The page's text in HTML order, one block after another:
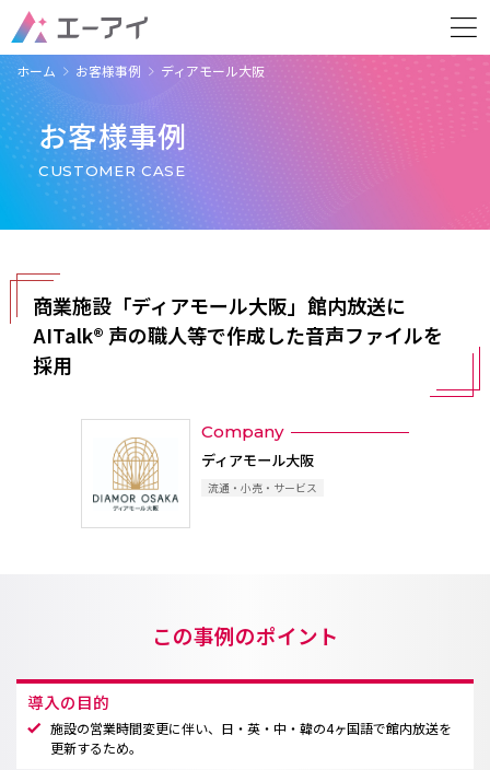
ホーム お客様事例 ディアモール大阪
お客様事例
CUSTOMER CASE
商業施設「ディアモール大阪」館内放送に
AITalk® 声の職人等で作成した音声ファイルを
採用
Company
ディアモール大阪
流通・小売・サービス
この事例のポイント
導入の目的
施設の営業時間変更に伴い、日・英・中・韓の4ヶ国語で館内放送を
更新するため。